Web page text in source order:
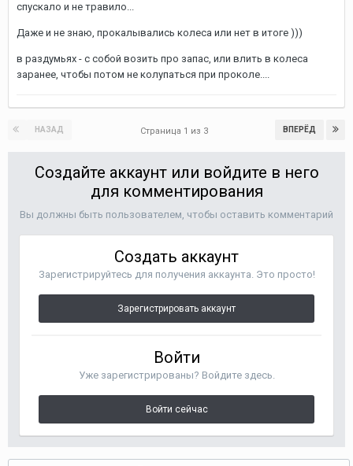
спускало и не травило...
Даже и не знаю, прокалывались колеса или нет в итоге )))
в раздумьях - с собой возить про запас, или влить в колеса
заранее, чтобы потом не колупаться при проколе....
НАЗАД ВПЕРЁД
Страница 1 из 3
Создайте аккаунт или войдите в него
для комментирования
Вы должны быть пользователем, чтобы оставить комментарий
Создать аккаунт
Зарегистрируйтесь для получения аккаунта. Это просто!
Зарегистрировать аккаунт
Войти
Уже зарегистрированы? Войдите здесь.
Войти сейчас